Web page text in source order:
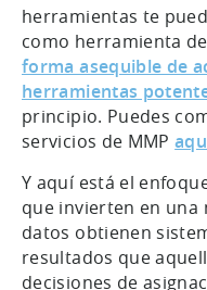
herramientas te
como herramienta
forma asequible de
herramientas
principio. Puedes
servicios de MMP
Y aquí está el
que invierten en
datos obtienen
resultados que
decisiones de